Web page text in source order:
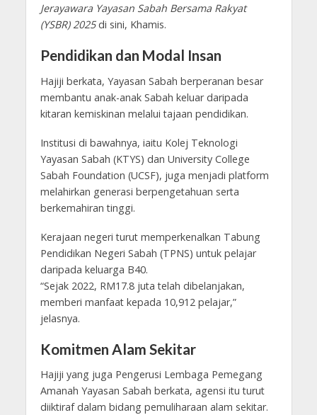
Jerayawara Yayasan Sabah Bersama Rakyat
(YSBR) 2025di sini, Khamis.
Pendidikan dan Modal Insan
Hajiji berkata, Yayasan Sabah berperanan besar
membantu anak-anak Sabah keluar daripada
kitaran kemiskinan melalui tajaan pendidikan.
Institusi di bawahnya, iaitu Kolej Teknologi
Yayasan Sabah (KTYS) dan University College
Sabah Foundation (UCSF), juga menjadi platform
melahirkan generasi berpengetahuan serta
berkemahiran tinggi.
Kerajaan negeri turut memperkenalkan Tabung
Pendidikan Negeri Sabah (TPNS) untuk pelajar
daripada keluarga B40.
“Sejak 2022, RM17.8 juta telah dibelanjakan,
memberi manfaat kepada 10,912 pelajar,”
jelasnya.
Komitmen Alam Sekitar
Hajiji yang juga Pengerusi Lembaga Pemegang
Amanah Yayasan Sabah berkata, agensi itu turut
diiktiraf dalam bidang pemuliharaan alam sekitar.